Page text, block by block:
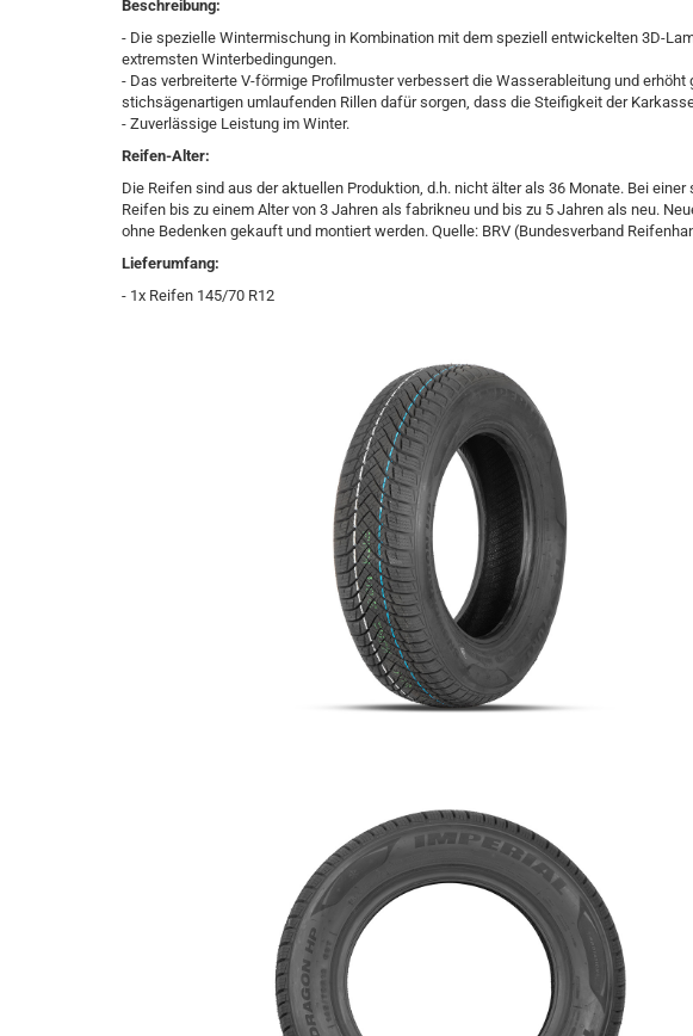
Beschreibung:
- Die spezielle Wintermischung in Kombination mit dem speziell entwickelten 3D-
extremsten Winterbedingungen.
- Das verbreiterte V-förmige Profilmuster verbessert die Wasserableitung und
stichsägenartigen umlaufenden Rillen dafür sorgen, dass die Steifigkeit der
- Zuverlässige Leistung im Winter.
Reifen-Alter:
Die Reifen sind aus der aktuellen Produktion, d.h. nicht älter als 36 Monate. Bei
Reifen bis zu einem Alter von 3 Jahren als fabrikneu und bis zu 5 Jahren als neu.
ohne Bedenken gekauft und montiert werden. Quelle: BRV (Bundesverband
Lieferumfang:
- 1x Reifen 145/70 R12